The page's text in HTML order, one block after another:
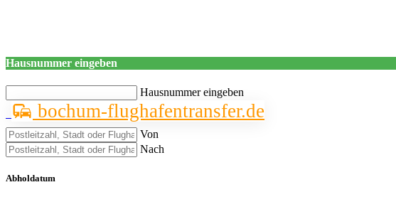
Hausnummer eingeben
Hausnummer eingeben
bochum-flughafentransfer.de
Von
Nach
Abholdatum